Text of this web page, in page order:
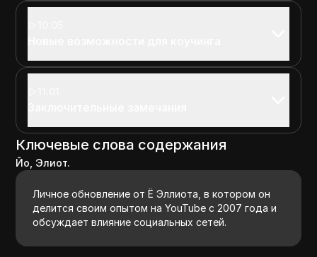
Ключевые слова содержания
Йо, Элиот.
Личное обновление от Ё Эллиота, в котором он
делится своим опытом на YouTube с 2007 года и
обсуждает влияние социальных сетей.